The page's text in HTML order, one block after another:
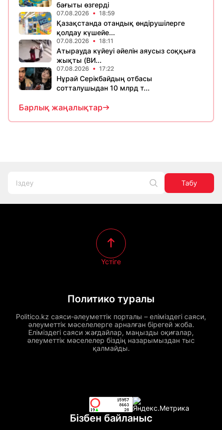
бағыты өзгерді
07.08.2026 18:59
Қазақстанда отандық өндірушілерге
қолдау күшейе...
07.08.2026 18:11
Атырауда күйеуі әйелін аяусыз соққыға
жықты (ВИ...
07.08.2026 17:22
Нұрай Серікбайдың отбасы
сотталушыдан 10 млрд т...
Барлық жаңалықтар
Табу
Политико туралы
Politico.kz саяси-әлеуметтік порталы – еліміздегі саяси,
әлеуметтік мәселелерге арналған бірегей жоба.
Еліміздегі саяси жағдайлар, маңызды оқиғалар,
әлеуметтік мәселелер біздің назарымыздан тыс
қалмайды.
Үстіге
Бізбен байланыс